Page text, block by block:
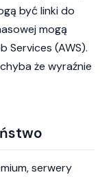
być linki do
mogą
Services (AWS).
że wyraźnie
serwery